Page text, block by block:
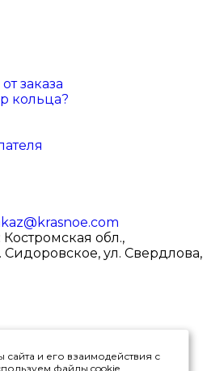
заказа
кольца?
обл.,
ул. Свердлова,
ювелирных изделий от
и его взаимодействия с
файлы cookie.